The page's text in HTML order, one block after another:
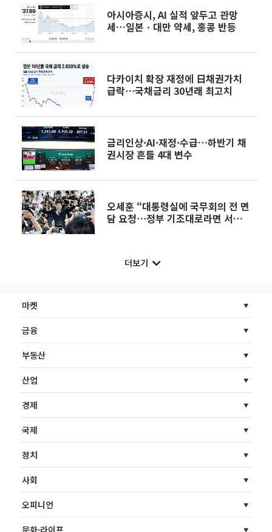
아시아증시, AI 실적 앞두고 관망
세…일본ㆍ대만 약세, 홍콩 반등
다카이치 확장 재정에 日채권가치
급락⋯국채금리 30년래 최고치
금리인상·AI·재정·수급…하반기 채
권시장 흔들 4대 변수
오세훈 “대통령실에 국무회의 전 면
담 요청⋯정부 기조대로라면 서민
더보기
마켓
금융
부동산
산업
경제
국제
정치
사회
오피니언
문화·라이프